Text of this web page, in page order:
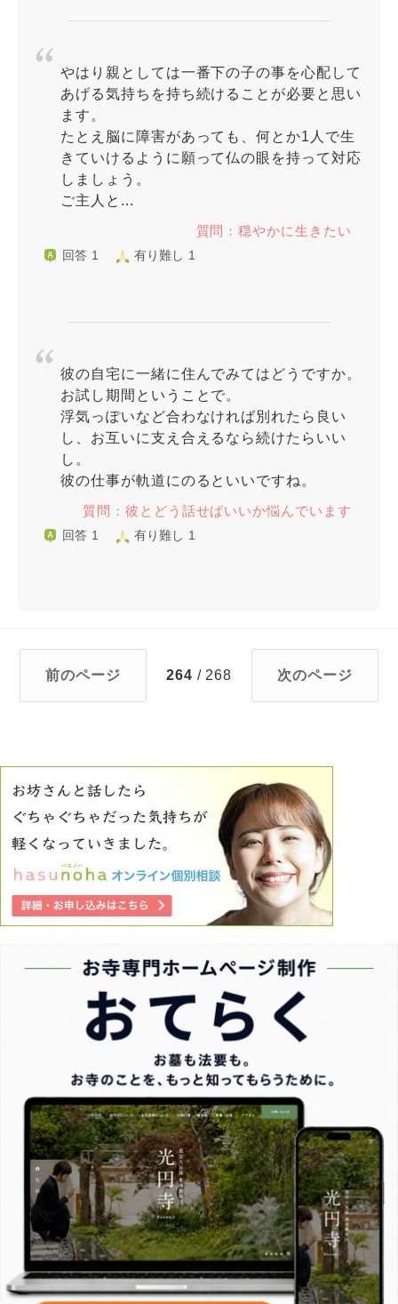
やはり親としては一番下の子の事を心配して
あげる気持ちを持ち続けることが必要と思い
ます。
たとえ脳に障害があっても、何とか1人で生
きていけるように願って仏の眼を持って対応
しましょう。
ご主人と...
質問：穏やかに生きたい
回答 1 有り難し 1
彼の自宅に一緒に住んでみてはどうですか。
お試し期間ということで。
浮気っぽいなど合わなければ別れたら良い
し、お互いに支え合えるなら続けたらいい
し。
彼の仕事が軌道にのるといいですね。
質問：彼とどう話せばいいか悩んでいます
回答 1 有り難し 1
前のページ 264 / 268 次のページ